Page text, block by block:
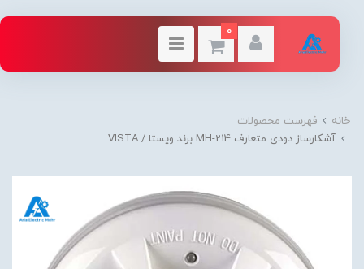
0
خانه
فهرست محصولات
آشکارساز دودی متعارف MH-214 برند ویستا / VISTA